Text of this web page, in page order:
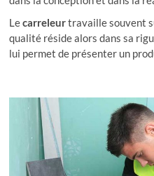
Lecarreleurtravaille souvent
qualité réside alors dans sa
lui permet de présenter un